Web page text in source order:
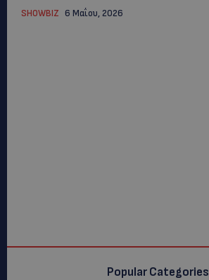
SHOWBIZ 6 Μαΐου, 2026
Popular Categories